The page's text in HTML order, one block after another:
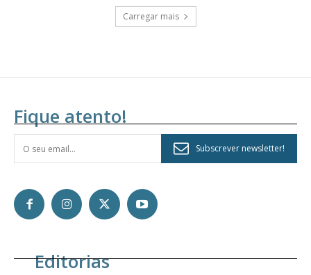
Carregar mais
Fique atento!
Subscrever newsletter!
Editorias